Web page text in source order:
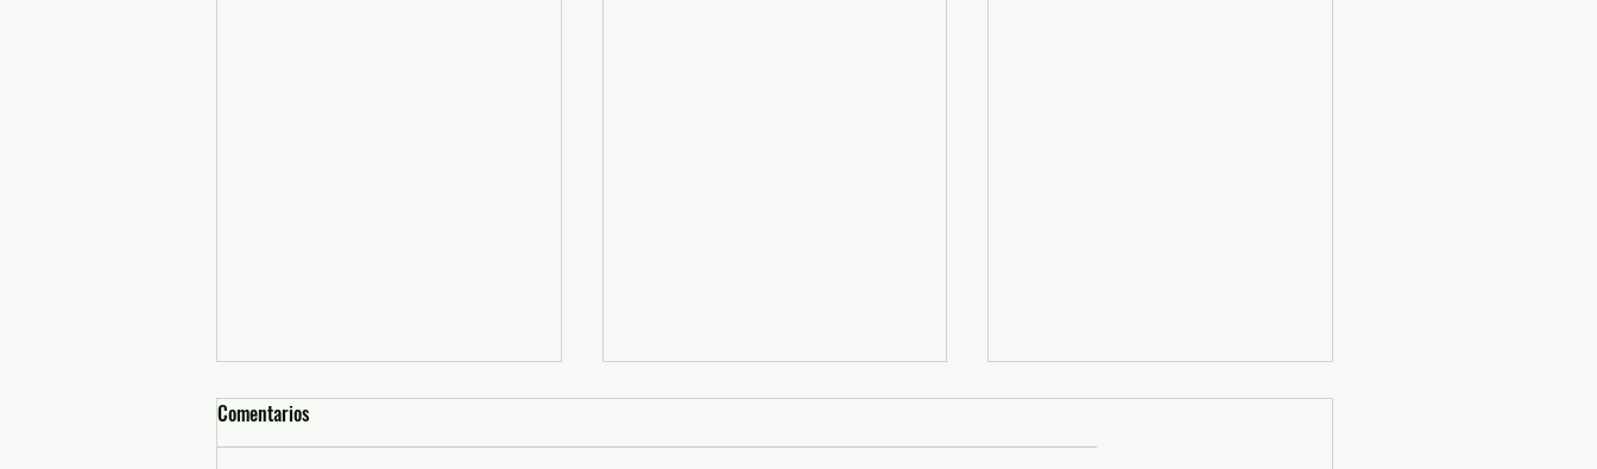
Comentarios